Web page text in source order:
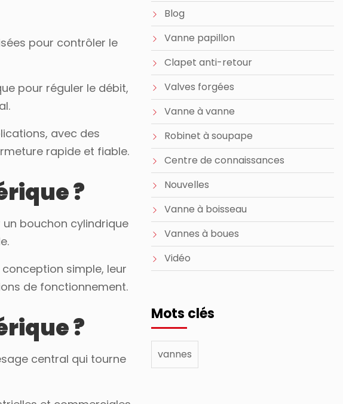
pour contrôler le
pour réguler le débit,
avec des
rapide et fiable.
?
bouchon cylindrique
simple, leur
de fonctionnement.
?
central qui tourne
Blog
Vanne papillon
Clapet anti-retour
Valves forgées
Vanne à vanne
Robinet à soupape
Centre de connaissances
Nouvelles
Vanne à boisseau
Vannes à boues
Vidéo
Mots clés
vannes